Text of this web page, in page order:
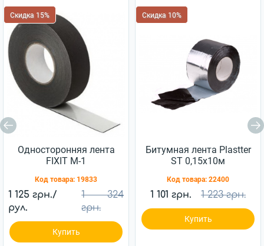
Скидка 15%
Односторонняя лента
FIXIT М-1
Код товара: 19833
1 125 грн./
рул.
1 324
грн.
Купить
Скидка 10%
Битумная лента Plastter
ST 0,15x10м
Код товара: 22400
1 101 грн. 1 223 грн.
Купить